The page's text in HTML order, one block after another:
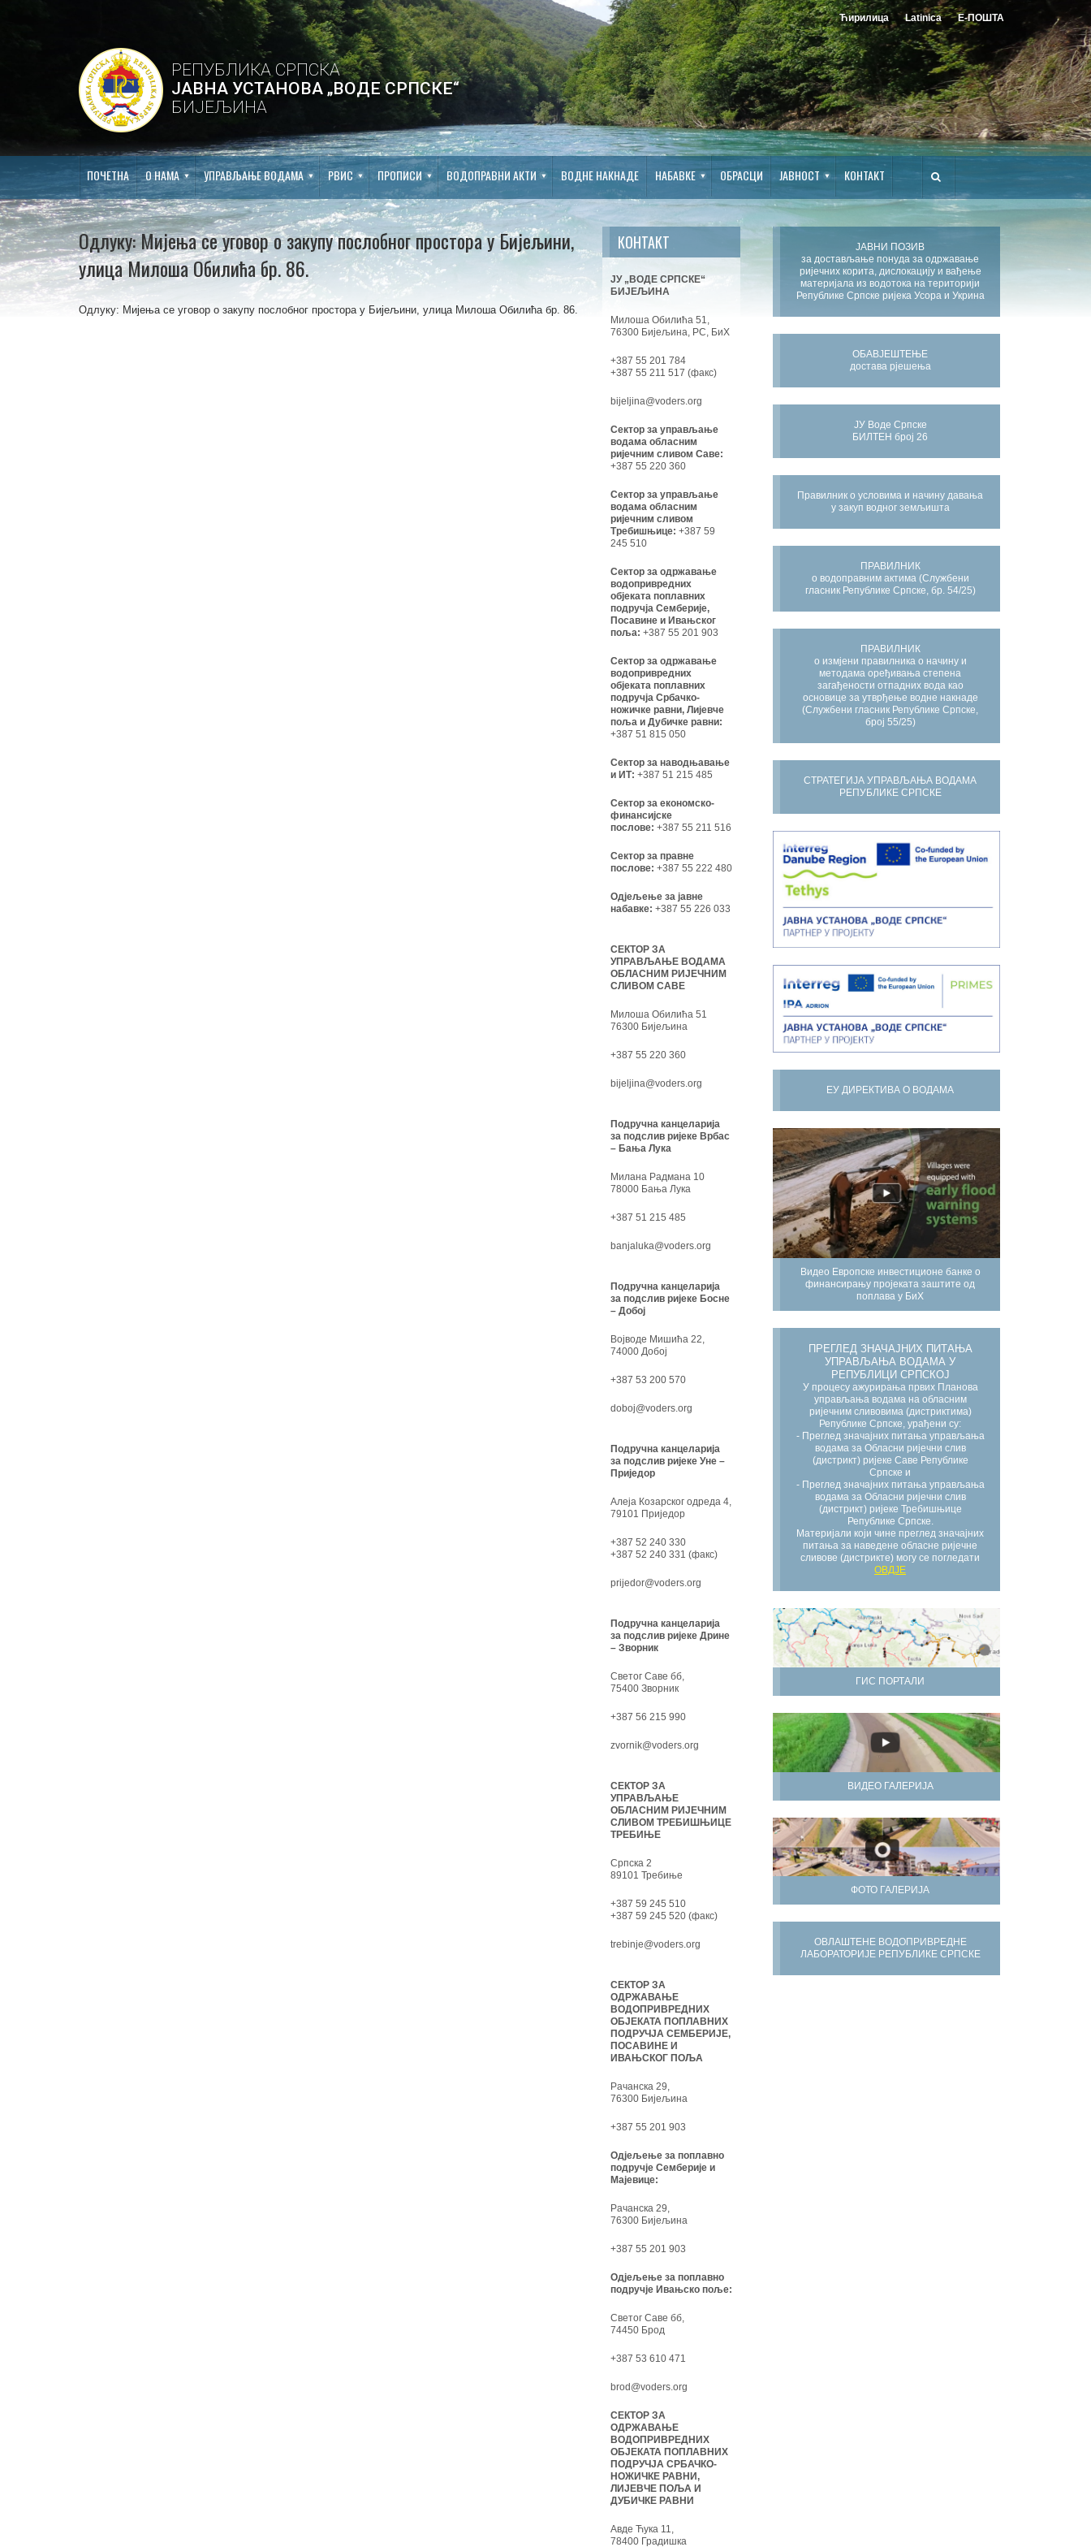
Ћирилица Latinica Е-ПОШТА
РЕПУБЛИКА СРПСКА
ЈАВНА УСТАНОВА „ВОДЕ СРПСКЕ“
БИЈЕЉИНА
ПОЧЕТНА О НАМА УПРАВЉАЊЕ ВОДАМА РВИС ПРОПИСИ ВОДОПРАВНИ АКТИ ВОДНЕ НАКНАДЕ НАБАВКЕ ОБРАСЦИ ЈАВНОСТ КОНТАКТ
Одлуку: Мијења се уговор о закупу послобног простора у Бијељини,
улица Милоша Обилића бр. 86.
Одлуку: Мијења се уговор о закупу послобног простора у Бијељини, улица Милоша Обилића бр. 86.
ЈАВНИ ПОЗИВ
за достављање понуда за одржавање
ријечних корита, дислокацију и вађење
материјала из водотока на територији
Републике Српске ријека Усора и Укрина
ОБАВЈЕШТЕЊЕ
достава рјешења
ЈУ Воде Српске
БИЛТЕН број 26
Правилник о условима и начину давања
у закуп водног земљишта
ПРАВИЛНИК
о водоправним актима (Службени
гласник Републике Српске, бр. 54/25)
ПРАВИЛНИК
о измјени правилника о начину и
методама оређивања степена
загађености отпадних вода као
основице за утврђење водне накнаде
(Службени гласник Републике Српске,
број 55/25)
СТРАТЕГИЈА УПРАВЉАЊА ВОДАМА
РЕПУБЛИКЕ СРПСКЕ
ЕУ ДИРЕКТИВА О ВОДАМА
Видео Европске инвестиционе банке о
финансирању пројеката заштите од
поплава у БиХ
ПРЕГЛЕД ЗНАЧАЈНИХ ПИТАЊА
УПРАВЉАЊА ВОДАМА У
РЕПУБЛИЦИ СРПСКОЈ
У процесу ажурирања првих Планова
управљања водама на обласним
ријечним сливовима (дистриктима)
Републике Српске, урађени су:
- Преглед значајних питања управљања
водама за Обласни ријечни слив
(дистрикт) ријеке Саве Републике
Српске и
- Преглед значајних питања управљања
водама за Обласни ријечни слив
(дистрикт) ријеке Требишњице
Републике Српске.
Материјали који чине преглед значајних
питања за наведене обласне ријечне
сливове (дистрикте) могу се погледати
ОВДЈЕ
ГИС ПОРТАЛИ
ВИДЕО ГАЛЕРИЈА
ФОТО ГАЛЕРИЈА
ОВЛАШТЕНЕ ВОДОПРИВРЕДНЕ
ЛАБОРАТОРИЈЕ РЕПУБЛИКЕ СРПСКЕ
КОНТАКТ
ЈУ „ВОДЕ СРПСКЕ“
БИЈЕЉИНА
Милоша Обилића 51,
76300 Бијељина, РС, БиХ
+387 55 201 784
+387 55 211 517 (факс)
bijeljina@voders.org
Сектор за управљање
водама обласним
ријечним сливом Саве:
+387 55 220 360
Сектор за управљање
водама обласним
ријечним сливом
Требишњице: +387 59
245 510
Сектор за одржавање
водопривредних
објеката поплавних
подручја Семберије,
Посавине и Ивањског
поља: +387 55 201 903
Сектор за одржавање
водопривредних
објеката поплавних
подручја Србачко-
ножичке равни, Лијевче
поља и Дубичке равни:
+387 51 815 050
Сектор за наводњавање
и ИТ: +387 51 215 485
Сектор за економско-
финансијске
послове: +387 55 211 516
Сектор за правне
послове: +387 55 222 480
Одјељење за јавне
набавке: +387 55 226 033
СЕКТОР ЗА
УПРАВЉАЊЕ ВОДАМА
ОБЛАСНИМ РИЈЕЧНИМ
СЛИВОМ САВЕ
Милоша Обилића 51
76300 Бијељина
+387 55 220 360
bijeljina@voders.org
Подручна канцеларија
за подслив ријеке Врбас
– Бања Лука
Милана Радмана 10
78000 Бања Лука
+387 51 215 485
banjaluka@voders.org
Подручна канцеларија
за подслив ријеке Босне
– Добој
Војводе Мишића 22,
74000 Добој
+387 53 200 570
doboj@voders.org
Подручна канцеларија
за подслив ријеке Уне –
Приједор
Алеја Козарског одреда 4,
79101 Приједор
+387 52 240 330
+387 52 240 331 (факс)
prijedor@voders.org
Подручна канцеларија
за подслив ријеке Дрине
– Зворник
Светог Саве бб,
75400 Зворник
+387 56 215 990
zvornik@voders.org
СЕКТОР ЗА
УПРАВЉАЊЕ
ОБЛАСНИМ РИЈЕЧНИМ
СЛИВОМ ТРЕБИШЊИЦЕ
ТРЕБИЊЕ
Српска 2
89101 Требиње
+387 59 245 510
+387 59 245 520 (факс)
trebinje@voders.org
СЕКТОР ЗА
ОДРЖАВАЊЕ
ВОДОПРИВРЕДНИХ
ОБЈЕКАТА ПОПЛАВНИХ
ПОДРУЧЈА СЕМБЕРИЈЕ,
ПОСАВИНЕ И
ИВАЊСКОГ ПОЉА
Рачанска 29,
76300 Бијељина
+387 55 201 903
Одјељење за поплавно
подручје Семберије и
Мајевице:
Рачанска 29,
76300 Бијељина
+387 55 201 903
Одјељење за поплавно
подручје Ивањско поље:
Светог Саве бб,
74450 Брод
+387 53 610 471
brod@voders.org
СЕКТОР ЗА
ОДРЖАВАЊЕ
ВОДОПРИВРЕДНИХ
ОБЈЕКАТА ПОПЛАВНИХ
ПОДРУЧЈА СРБАЧКО-
НОЖИЧКЕ РАВНИ,
ЛИЈЕВЧЕ ПОЉА И
ДУБИЧКЕ РАВНИ
Авде Ћука 11,
78400 Градишка